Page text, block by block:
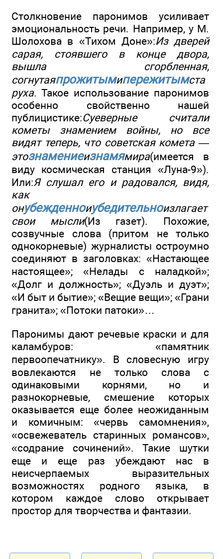
Столкновение паронимов усиливает
эмоциональность речи. Например, у М.
Шолохова в «Тихом Доне»:Из дверей
сарая, стоявшего в конце двора,
вышла сгорбленная,
согнутаяпрожитымипережитымста
руха. Такое использование паронимов
особенно свойственно нашей
публицистике:Суеверные считали
кометы знамением войны, но все
видят теперь, что советская комета —
этознамениеизнамямира(имеется в
виду космическая станция «Луна-9»).
Или:Я слушал его и радовался, видя,
как
онубежденноиубедительноизлагает
свои мысли(Из газет). Похожие,
созвучные слова (притом не только
однокорневые) журналисты остроумно
соединяют в заголовках: «Настающее
настоящее»; «Нелады с наладкой»;
«Долг и должность»; «Дуэль и дуэт»;
«И быт и бытие»; «Вещие вещи»; «Грани
гранита»; «Потоки патоки»…
Паронимы дают речевые краски и для
каламбуров: «памятник
первоопечатнику». В словесную игру
вовлекаются не только слова с
одинаковыми корнями, но и
разнокорневые, смешение которых
оказывается еще более неожиданным
и комичным: «червь самомнения»,
«освежеватель старинных романсов»,
«содрание сочинений». Такие шутки
еще и еще раз убеждают нас в
неисчерпаемых выразительных
возможностях родного языка, в
котором каждое слово открывает
простор для творчества и фантазии.